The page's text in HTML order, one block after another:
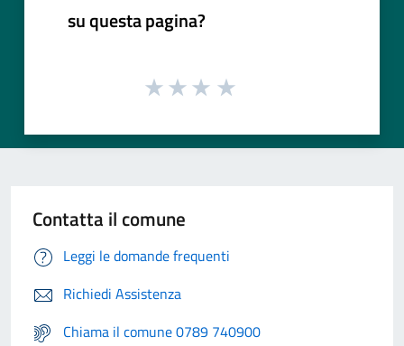
su questa pagina?
Contatta il comune
Leggi le domande frequenti
Richiedi Assistenza
Chiama il comune 0789 740900